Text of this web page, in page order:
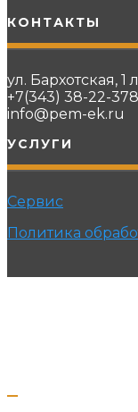
КОНТАКТЫ
ул. Бархотская, 1
+7(343) 38-22-378
info@pem-ek.ru
УСЛУГИ
Сервис
Политика